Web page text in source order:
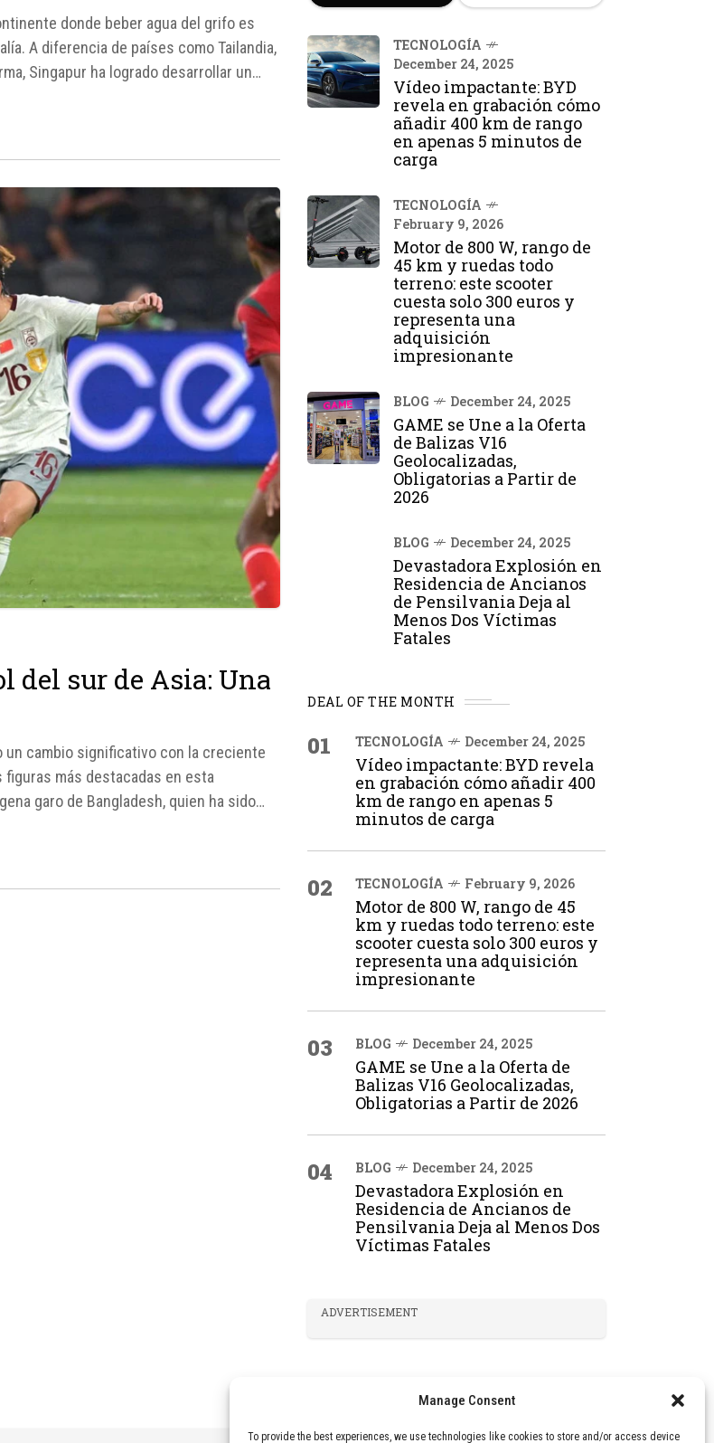
Manage Consent
To provide the best experiences, we use technologies like cookies to store and/or access device
donde beber agua del grifo es
A diferencia de países como Tailandia,
Singapur ha logrado desarrollar un
del sur de Asia: Una
cambio significativo con la creciente
más destacadas en esta
garo de Bangladesh, quien ha sido
TECNOLOGÍA
December 24, 2025
Vídeo impactante: BYD
revela en grabación cómo
añadir 400 km de rango
en apenas 5 minutos de
carga
TECNOLOGÍA
February 9, 2026
Motor de 800 W, rango de
45 km y ruedas todo
terreno: este scooter
cuesta solo 300 euros y
representa una
adquisición
impresionante
BLOG December 24, 2025
GAME se Une a la Oferta
de Balizas V16
Geolocalizadas,
Obligatorias a Partir de
2026
BLOG December 24, 2025
Devastadora Explosión en
Residencia de Ancianos
de Pensilvania Deja al
Menos Dos Víctimas
Fatales
DEAL OF THE MONTH
01 TECNOLOGÍA December 24, 2025
Vídeo impactante: BYD revela
en grabación cómo añadir 400
km de rango en apenas 5
minutos de carga
02 TECNOLOGÍA February 9, 2026
Motor de 800 W, rango de 45
km y ruedas todo terreno: este
scooter cuesta solo 300 euros y
representa una adquisición
impresionante
03 BLOG December 24, 2025
GAME se Une a la Oferta de
Balizas V16 Geolocalizadas,
Obligatorias a Partir de 2026
04 BLOG December 24, 2025
Devastadora Explosión en
Residencia de Ancianos de
Pensilvania Deja al Menos Dos
Víctimas Fatales
ADVERTISEMENT